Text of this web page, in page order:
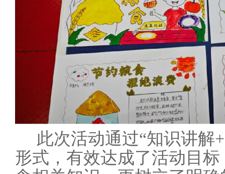
此次活动通过“知识讲解
形式，有效达成了活动目